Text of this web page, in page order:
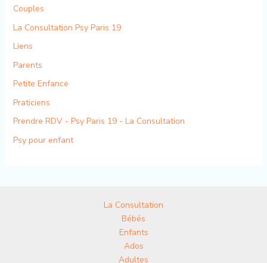
Couples
La Consultation Psy Paris 19
Liens
Parents
Petite Enfance
Praticiens
Prendre RDV - Psy Paris 19 - La Consultation
Psy pour enfant
La Consultation
Bébés
Enfants
Ados
Adultes